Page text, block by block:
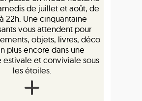
de juillet et août, de
22h. Une cinquantaine
vous attendent pour
objets, livres, déco
plus encore dans une
estivale et conviviale sous
les étoiles.